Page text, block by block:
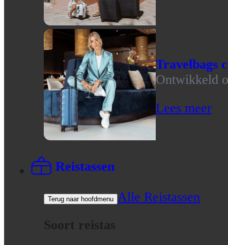
Travelbags
Ontwikkeld
Lees meer
Reistassen
Terug naar hoofdmenu
Alle Reistassen
Soort reistas